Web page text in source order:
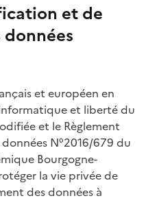
et de
et européen en
et liberté du
et le Règlement
N°2016/679 du
Bourgogne-
la vie privée de
des données à